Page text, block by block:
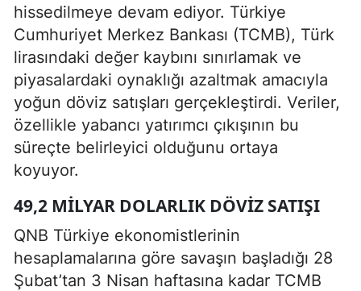
hissedilmeye devam ediyor. Türkiye
Cumhuriyet Merkez Bankası (TCMB), Türk
lirasındaki değer kaybını sınırlamak ve
piyasalardaki oynaklığı azaltmak amacıyla
yoğun döviz satışları gerçekleştirdi. Veriler,
özellikle yabancı yatırımcı çıkışının bu
süreçte belirleyici olduğunu ortaya
koyuyor.
49,2 MILYAR DOLARLIK DÖVIZ SATIŞI
QNB Türkiye ekonomistlerinin
hesaplamalarına göre savaşın başladığı 28
Şubat’tan 3 Nisan haftasına kadar TCMB